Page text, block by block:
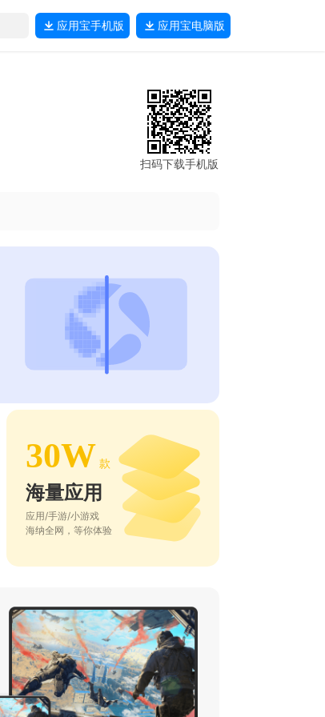
应用宝手机版 应用宝电脑版
扫码下载手机版
30W 款
海量应用
应用/手游/小游戏
海纳全网，等你体验